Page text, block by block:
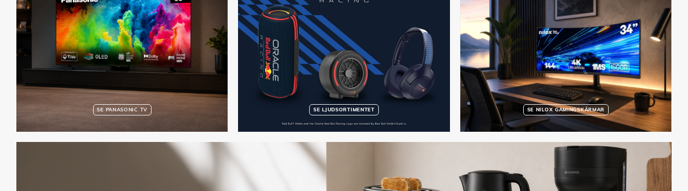
SE PANASONIC TV SE LJUDSORTIMENTET SE NILOX GAMINGSKÄRMAR